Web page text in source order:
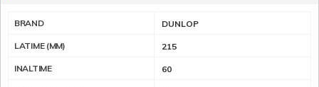
BRAND DUNLOP
LATIME (MM) 215
INALTIME 60